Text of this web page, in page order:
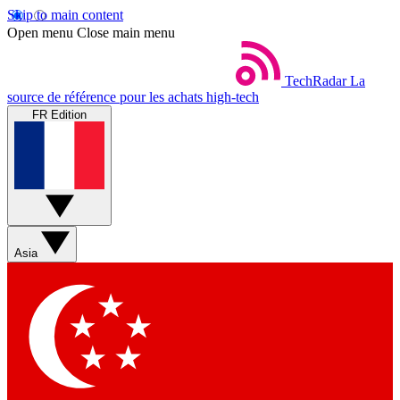
Skip to main content
Open menu Close main menu
TechRadar La
source de référence pour les achats high-tech
FR Edition
Asia